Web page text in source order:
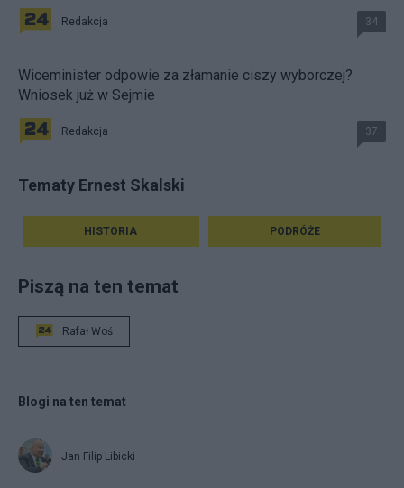
Redakcja 34
Wiceminister odpowie za złamanie ciszy wyborczej?
Wniosek już w Sejmie
Redakcja 37
Tematy Ernest Skalski
HISTORIA PODRÓŻE
Piszą na ten temat
Rafał Woś
Blogi na ten temat
Jan Filip Libicki